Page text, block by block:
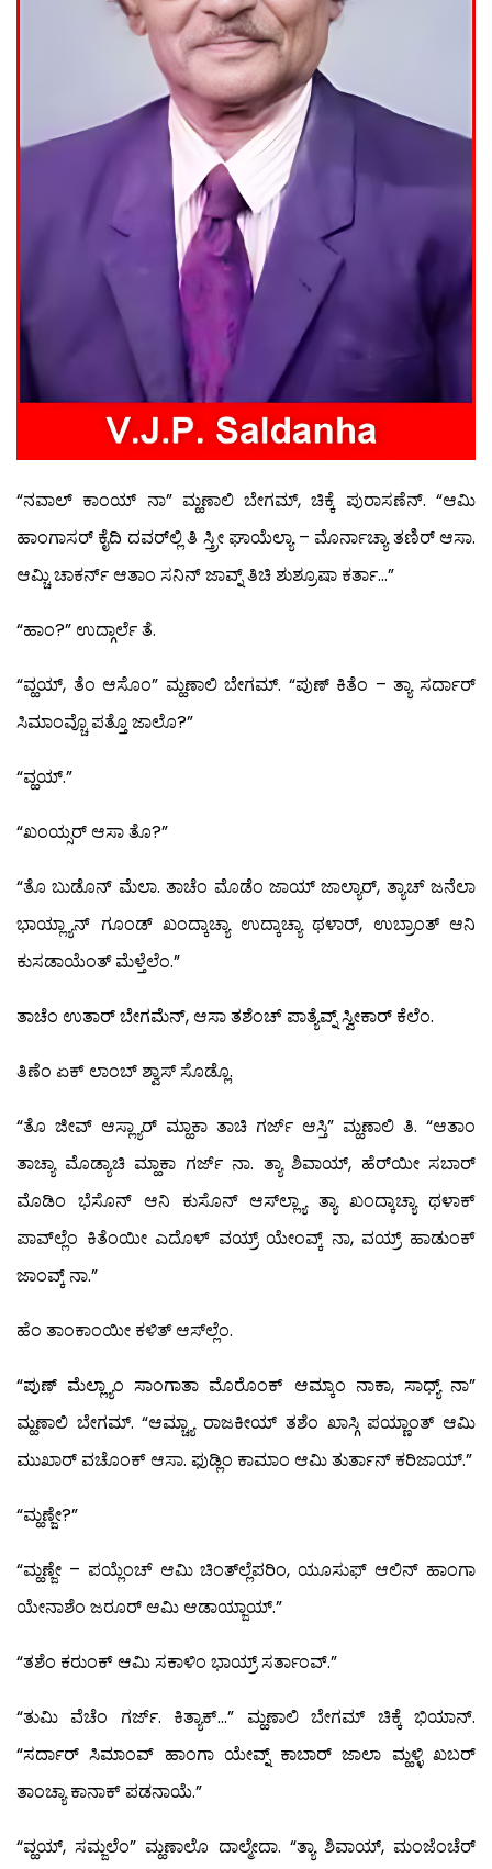
“ನವಾಲ್ ಕಾಂಯ್ ನಾ” ಮ್ಹಣಾಲಿ ಬೇಗಮ್, ಚಿಕ್ಕೆ ಪುರಾಸಣೆನ್. “ಆಮಿ
ಹಾಂಗಾಸರ್ ಕೈದಿ ದವರ್‌ಲ್ಲಿ ತಿ ಸ್ತ್ರೀ ಘಾಯೆಲ್ಯಾ – ಮೊರ್ನಾಚ್ಯಾ ತಣಿರ್ ಆಸಾ.
ಆಮ್ಚಿ ಚಾಕರ್ನ್ ಆತಾಂ ಸನಿನ್ ಜಾವ್ನ್ ತಿಚಿ ಶುಶ್ರೂಷಾ ಕರ್ತಾ…”
“ಹಾಂ?” ಉದ್ಗಾರ್ಲೆ ತೆ.
“ವ್ಹಯ್, ತೆಂ ಆಸೊಂ” ಮ್ಹಣಾಲಿ ಬೇಗಮ್. “ಪುಣ್ ಕಿತೆಂ – ತ್ಯಾ ಸರ್ದಾರ್
ಸಿಮಾಂವ್ಚೊ ಪತ್ತೊ ಜಾಲೊ?”
“ವ್ಹಯ್.”
“ಖಂಯ್ಸರ್ ಆಸಾ ತೊ?”
“ತೊ ಬುಡೊನ್ ಮೆಲಾ. ತಾಚೆಂ ಮೊಡೆಂ ಜಾಯ್ ಜಾಲ್ಯಾರ್, ತ್ಯಾಚ್ ಜನೆಲಾ
ಭಾಯ್ಲ್ಯಾನ್ ಗೂಂಡ್ ಖಂದ್ಕಾಚ್ಯಾ ಉದ್ಕಾಚ್ಯಾ ಥಳಾರ್, ಉಬ್ರಾಂತ್ ಆನಿ
ಕುಸಡಾಯೆಂತ್ ಮೆಳ್ತೆಲೆಂ.”
ತಾಚೆಂ ಉತಾರ್ ಬೇಗಮೆನ್, ಆಸಾ ತಶೆಂಚ್ ಪಾತ್ಯೆವ್ನ್ ಸ್ವೀಕಾರ್ ಕೆಲೆಂ.
ತಿಣೆಂ ಏಕ್ ಲಾಂಬ್ ಶ್ವಾಸ್ ಸೊಡ್ಲೊ.
“ತೊ ಜೀವ್ ಆಸ್ಲ್ಯಾರ್ ಮ್ಹಾಕಾ ತಾಚಿ ಗರ್ಜ್ ಆಸ್ತಿ” ಮ್ಹಣಾಲಿ ತಿ. “ಆತಾಂ
ತಾಚ್ಯಾ ಮೊಡ್ಯಾಚಿ ಮ್ಹಾಕಾ ಗರ್ಜ್ ನಾ. ತ್ಯಾ ಶಿವಾಯ್, ಹೆರ್‌ಯೀ ಸಬಾರ್
ಮೊಡಿಂ ಭೆಸೊನ್ ಆನಿ ಕುಸೊನ್ ಆಸ್‍ಲ್ಲ್ಯಾ ತ್ಯಾ ಖಂದ್ಕಾಚ್ಯಾ ಥಳಾಕ್
ಪಾವ್‍ಲ್ಲೆಂ ಕಿತೆಂಯೀ ಎದೊಳ್ ವಯ್ರ್ ಯೇಂವ್ಕ್ ನಾ, ವಯ್ರ್ ಹಾಡುಂಕ್
ಜಾಂವ್ಕ್ ನಾ.”
ಹೆಂ ತಾಂಕಾಂಯೀ ಕಳಿತ್ ಆಸ್‍ಲ್ಲೆಂ.
“ಪುಣ್ ಮೆಲ್ಲ್ಯಾಂ ಸಾಂಗಾತಾ ಮೊರೊಂಕ್ ಆಮ್ಕಾಂ ನಾಕಾ, ಸಾಧ್ಯ್ ನಾ”
ಮ್ಹಣಾಲಿ ಬೇಗಮ್. “ಆಮ್ಚ್ಯಾ ರಾಜಕೀಯ್ ತಶೆಂ ಖಾಸ್ಗಿ ಪಯ್ಣಾಂತ್ ಆಮಿ
ಮುಖಾರ್ ವಚೊಂಕ್ ಆಸಾ. ಫುಡ್ಲಿಂ ಕಾಮಾಂ ಆಮಿ ತುರ್ತಾನ್ ಕರಿಜಾಯ್.”
“ಮ್ಹಣ್ಜೇ?”
“ಮ್ಹಣ್ಜೇ – ಪಯ್ಲೆಂಚ್ ಆಮಿ ಚಿಂತ್‍ಲ್ಲೆಪರಿಂ, ಯೂಸುಫ್ ಆಲಿನ್ ಹಾಂಗಾ
ಯೇನಾಶೆಂ ಜರೂರ್ ಆಮಿ ಆಡಾಯ್ಜಾಯ್.”
“ತಶೆಂ ಕರುಂಕ್ ಆಮಿ ಸಕಾಳಿಂ ಭಾಯ್ರ್ ಸರ್ತಾಂವ್.”
“ತುಮಿ ವೆಚೆಂ ಗರ್ಜ್. ಕಿತ್ಯಾಕ್…” ಮ್ಹಣಾಲಿ ಬೇಗಮ್ ಚಿಕ್ಕೆ ಭಿಯಾನ್.
“ಸರ್ದಾರ್ ಸಿಮಾಂವ್ ಹಾಂಗಾ ಯೇವ್ನ್ ಕಾಬಾರ್ ಜಾಲಾ ಮ್ಹಳ್ಳಿ ಖಬರ್
ತಾಂಚ್ಯಾ ಕಾನಾಕ್ ಪಡನಾಯೆ.”
“ವ್ಹಯ್, ಸಮ್ಜಲೆಂ” ಮ್ಹಣಾಲೊ ದಾಲ್ಮೇದಾ. “ತ್ಯಾ ಶಿವಾಯ್, ಮಂಜೆಂಚೆರ್